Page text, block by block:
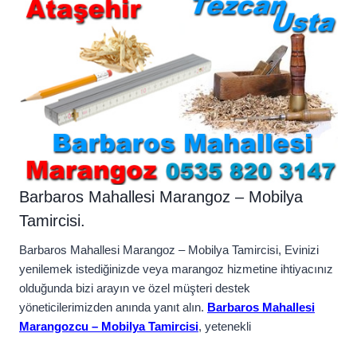
Barbaros Mahallesi Marangoz – Mobilya
Tamircisi.
Barbaros Mahallesi Marangoz – Mobilya Tamircisi, Evinizi
yenilemek istediğinizde veya marangoz hizmetine ihtiyacınız
olduğunda bizi arayın ve özel müşteri destek
yöneticilerimizden anında yanıt alın. Barbaros Mahallesi
Marangozcu – Mobilya Tamircisi, yetenekli